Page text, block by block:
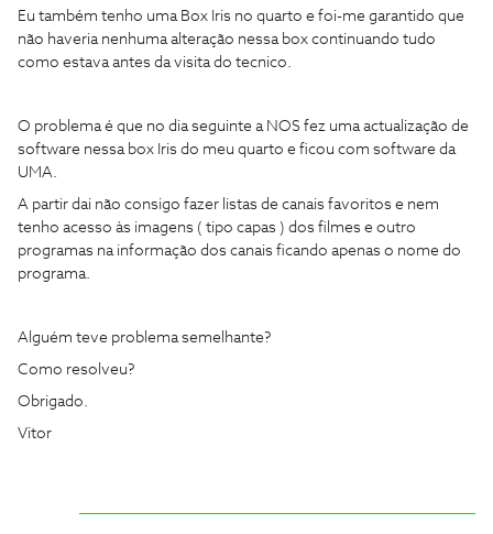
Eu também tenho uma Box Iris no quarto e foi-me garantido que
não haveria nenhuma alteração nessa box continuando tudo
como estava antes da visita do tecnico.
O problema é que no dia seguinte a NOS fez uma actualização de
software nessa box Iris do meu quarto e ficou com software da
UMA.
A partir dai não consigo fazer listas de canais favoritos e nem
tenho acesso às imagens ( tipo capas ) dos filmes e outro
programas na informação dos canais ficando apenas o nome do
programa.
Alguém teve problema semelhante?
Como resolveu?
Obrigado.
Vitor